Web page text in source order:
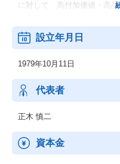
に対して、高付加価値・高
2．機電エンジニアサービス
ーズに幅広くお応えします。
上流工程から下流工程まで
3．新技術領域 (RPA・セキ
RPA、IoT、セキュリティ、
【男女比】
設立年月日
1979年10月11日
代表者
正木 慎二
資本金